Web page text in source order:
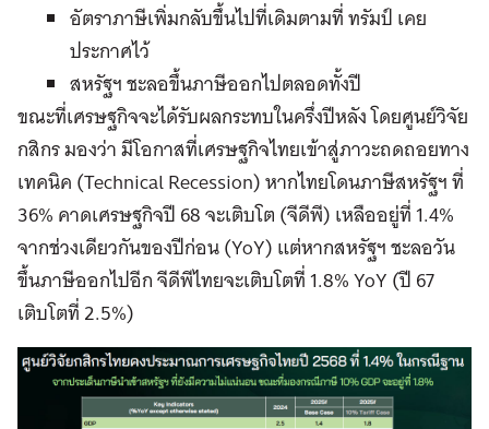
อัตราภาษีเพิ่มกลับขึ้นไปที่เดิมตามที่ ทรัมป์ เคย
ประกาศไว้
สหรัฐฯ ชะลอขึ้นภาษีออกไปตลอดทั้งปี
ขณะที่เศรษฐกิจจะได้รับผลกระทบในครึ่งปีหลัง โดยศูนย์วิจัย
กสิกร มองว่า มีโอกาสที่เศรษฐกิจไทยเข้าสู่ภาวะถดถอยทาง
เทคนิค (Technical Recession) หากไทยโดนภาษีสหรัฐฯ ที่
36% คาดเศรษฐกิจปี 68 จะเติบโต (จีดีพี) เหลืออยู่ที่ 1.4%
จากช่วงเดียวกันของปีก่อน (YoY) แต่หากสหรัฐฯ ชะลอวัน
ขึ้นภาษีออกไปอีก จีดีพีไทยจะเติบโตที่ 1.8% YoY (ปี 67
เติบโตที่ 2.5%)